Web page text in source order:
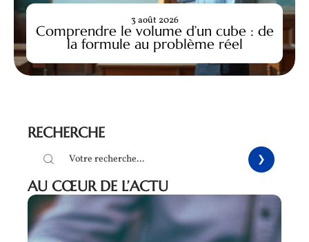
Comprendre le volume d’un cube : de
la formule au problème réel
3 août 2026
RECHERCHE
AU CŒUR DE L’ACTU